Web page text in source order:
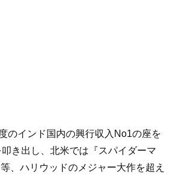
のインド国内の興行収入No1の座を
き出し、北米では『スパイダーマ
、ハリウッドのメジャー大作を超え